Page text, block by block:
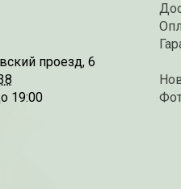
проезд, 6
19:00